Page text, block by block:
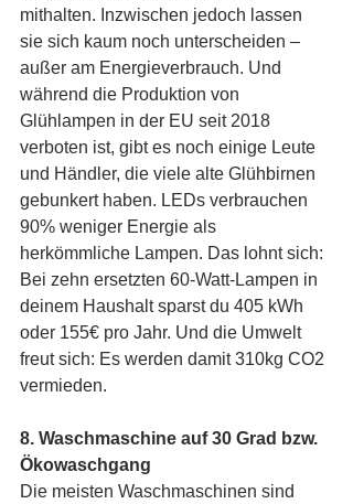
mithalten. Inzwischen jedoch lassen
sie sich kaum noch unterscheiden –
außer am Energieverbrauch. Und
während die Produktion von
Glühlampen in der EU seit 2018
verboten ist, gibt es noch einige Leute
und Händler, die viele alte Glühbirnen
gebunkert haben. LEDs verbrauchen
90% weniger Energie als
herkömmliche Lampen. Das lohnt sich:
Bei zehn ersetzten 60-Watt-Lampen in
deinem Haushalt sparst du 405 kWh
oder 155€ pro Jahr. Und die Umwelt
freut sich: Es werden damit 310kg CO2
vermieden.
8. Waschmaschine auf 30 Grad bzw.
Ökowaschgang
Die meisten Waschmaschinen sind